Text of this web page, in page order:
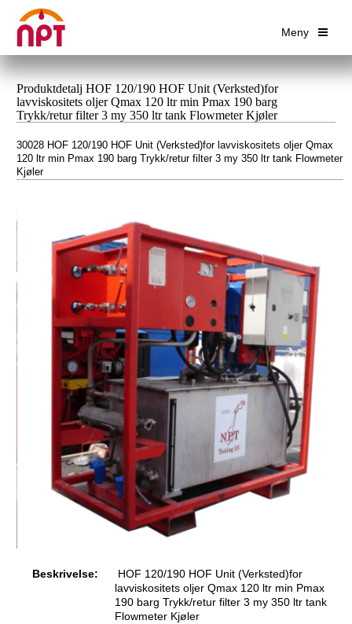
Meny
Produktdetalj HOF 120/190 HOF Unit (Verksted)for
lavviskositets oljer Qmax 120 ltr min Pmax 190 barg
Trykk/retur filter 3 my 350 ltr tank Flowmeter Kjøler
30028 HOF 120/190 HOF Unit (Verksted)for lavviskositets oljer Qmax
120 ltr min Pmax 190 barg Trykk/retur filter 3 my 350 ltr tank Flowmeter
Kjøler
Beskrivelse:
HOF 120/190 HOF Unit (Verksted)for
lavviskositets oljer Qmax 120 ltr min Pmax
190 barg Trykk/retur filter 3 my 350 ltr tank
Flowmeter Kjøler